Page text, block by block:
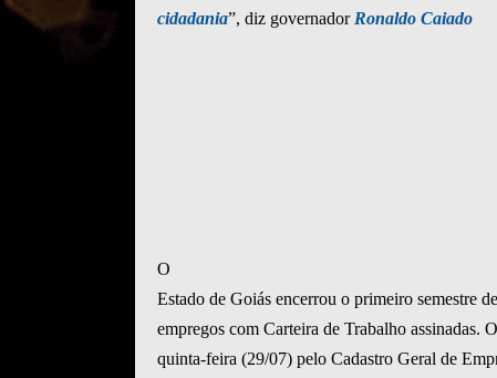
cidadania”, diz governador Ronaldo Caiado
O
Estado de Goiás encerrou o primeiro semestre
empregos com Carteira de Trabalho assinadas.
quinta-feira (29/07) pelo Cadastro Geral de